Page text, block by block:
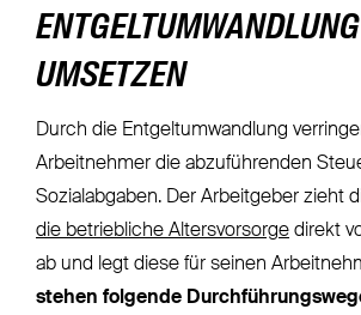
ENTGELTUMWANDLUNG
UMSETZEN
Durch die Entgeltumwandlung
Arbeitnehmer die abzuführenden
Sozialabgaben. Der Arbeitgeber zieht
die betriebliche Altersvorsorgedirekt
ab und legt diese für seinen
stehen folgende